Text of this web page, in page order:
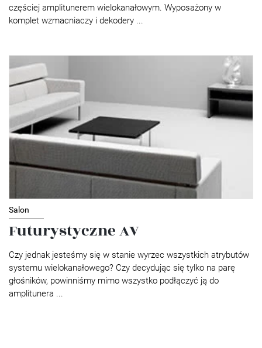
częściej amplitunerem wielokanałowym. Wyposażony w
komplet wzmacniaczy i dekodery ...
Salon
Futurystyczne AV
Czy jednak jesteśmy się w stanie wyrzec wszystkich atrybutów
systemu wielokanałowego? Czy decydując się tylko na parę
głośników, powinniśmy mimo wszystko podłączyć ją do
amplitunera ...